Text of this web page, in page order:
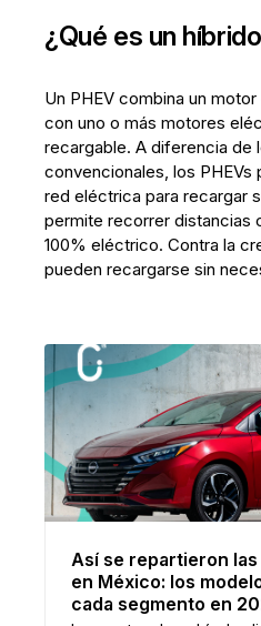
¿Qué es un
Un PHEV combina un
con uno o más motores
recargable. A diferencia de
convencionales, los
red eléctrica para recargar
permite recorrer distancias
100% eléctrico. Contra la
pueden recargarse sin
Así se repartieron
en México: los
cada segmento en